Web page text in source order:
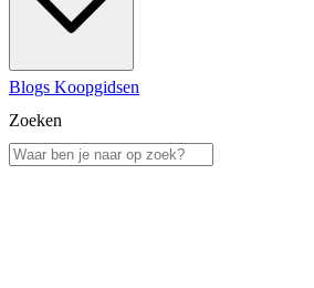
Blogs Koopgidsen
Zoeken